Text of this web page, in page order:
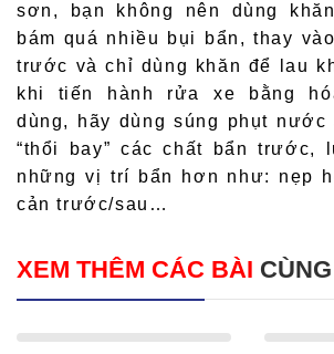
sơn, bạn không nên dùng
bám quá nhiều bụi bẩn, thay
trước và chỉ dùng khăn để lau
khi tiến hành rửa xe bằng
dùng, hãy dùng súng phụt nước
“thổi bay” các chất bẩn trước,
những vị trí bẩn hơn như: nẹp
cản trước/sau…
XEM THÊM CÁC BÀI